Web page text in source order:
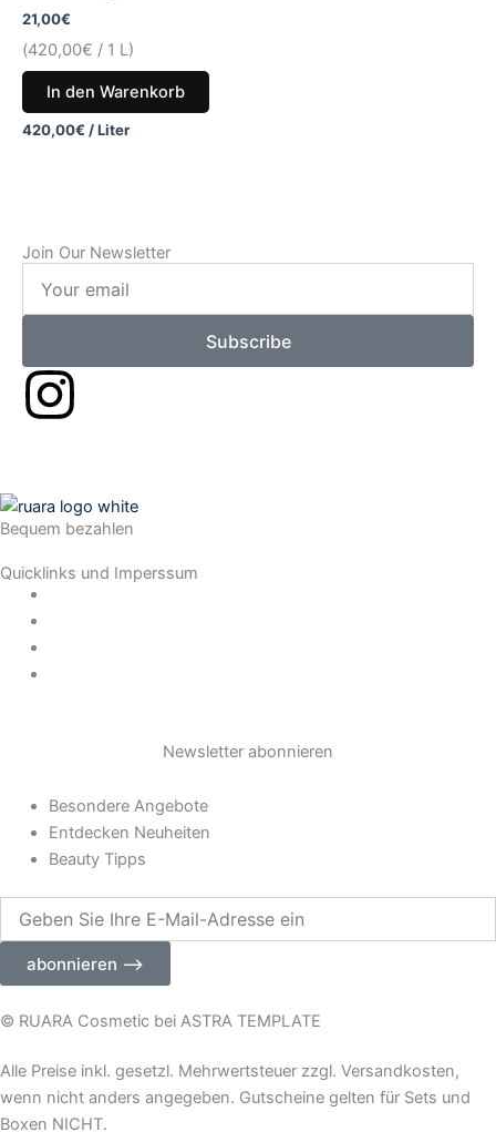
21,00€
(420,00€ / 1 L)
In den Warenkorb
420,00€ /Liter
Join Our Newsletter
email
Subscribe
I
s
t
a
m
Bequem bezahlen
Quicklinks und Imperssum
Newsletter abonnieren
Besondere Angebote
Entdecken Neuheiten
Beauty Tipps
Sie
Adresse
abonnieren ⟶
© RUARA Cosmetic bei ASTRA TEMPLATE
Alle Preise inkl. gesetzl. Mehrwertsteuer zzgl. Versandkosten,
wenn nicht anders angegeben. Gutscheine gelten für Sets und
Boxen NICHT.